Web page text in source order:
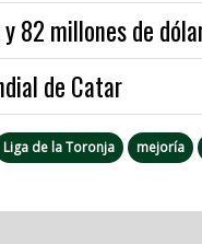
82 millones de
de Catar
Liga de la Toronja mejoría